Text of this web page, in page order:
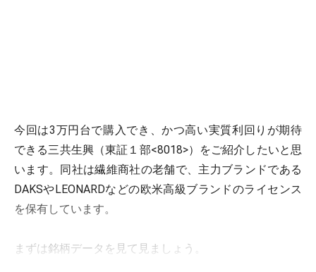
今回は3万円台で購入でき、かつ高い実質利回りが期待
できる三共生興（東証１部<8018>）をご紹介したいと思
います。同社は繊維商社の老舗で、主力ブランドである
DAKSやLEONARDなどの欧米高級ブランドのライセンス
を保有しています。
まずは銘柄データを見て見ましょう。